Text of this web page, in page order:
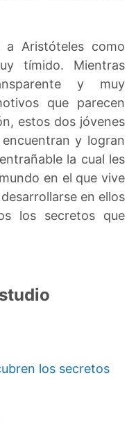
a
Aristóteles como
tímido. Mientras
y muy
que parecen
estos dos jóvenes
y logran
la cual les
en el que vive
en ellos
los secretos que
los secretos